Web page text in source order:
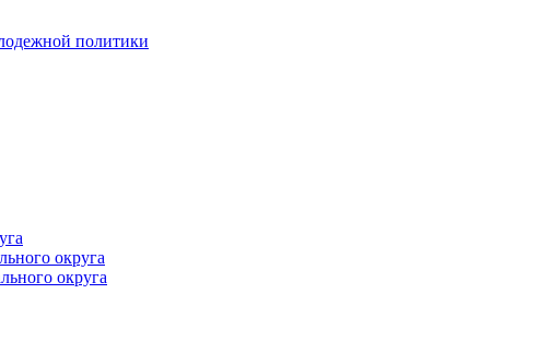
политики
округа
округа